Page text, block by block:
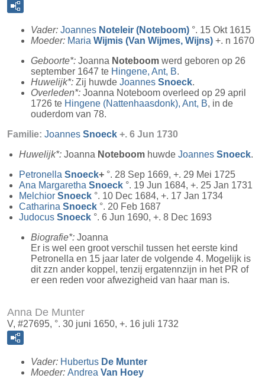
Vader: Joannes Noteleir (Noteboom) °. 15 Okt 1615
Moeder: Maria Wijmis (Van Wijmes, Wijns) +. n 1670
Geboorte*: Joanna Noteboom werd geboren op 26
september 1647 te Hingene, Ant, B.
Huwelijk*: Zij huwde Joannes Snoeck.
Overleden*: Joanna Noteboom overleed op 29 april
1726 te Hingene (Nattenhaasdonk), Ant, B, in de
ouderdom van 78.
Familie: Joannes Snoeck +. 6 Jun 1730
Huwelijk*: Joanna Noteboom huwde Joannes Snoeck.
Petronella Snoeck+ °. 28 Sep 1669, +. 29 Mei 1725
Ana Margaretha Snoeck °. 19 Jun 1684, +. 25 Jan 1731
Melchior Snoeck °. 10 Dec 1684, +. 17 Jan 1734
Catharina Snoeck °. 20 Feb 1687
Judocus Snoeck °. 6 Jun 1690, +. 8 Dec 1693
Biografie*: Joanna
Er is wel een groot verschil tussen het eerste kind
Petronella en 15 jaar later de volgende 4. Mogelijk is
dit zzn ander koppel, tenzij ergatennzijn in het PR of
er een reden voor afwezigheid van haar man is.
Anna De Munter
V, #27695, °. 30 juni 1650, +. 16 juli 1732
Vader: Hubertus De Munter
Moeder: Andrea Van Hoey